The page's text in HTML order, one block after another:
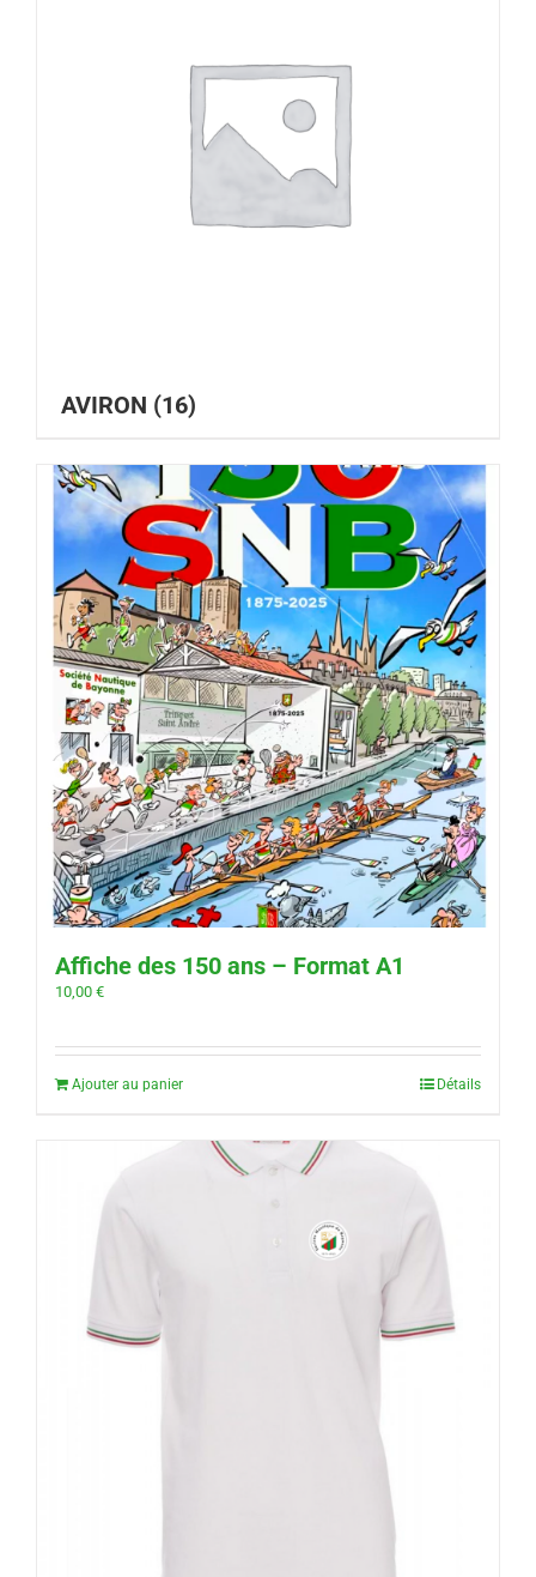
AVIRON (16)
Affiche des 150 ans – Format A1
10,00 €
Ajouter au panier Détails